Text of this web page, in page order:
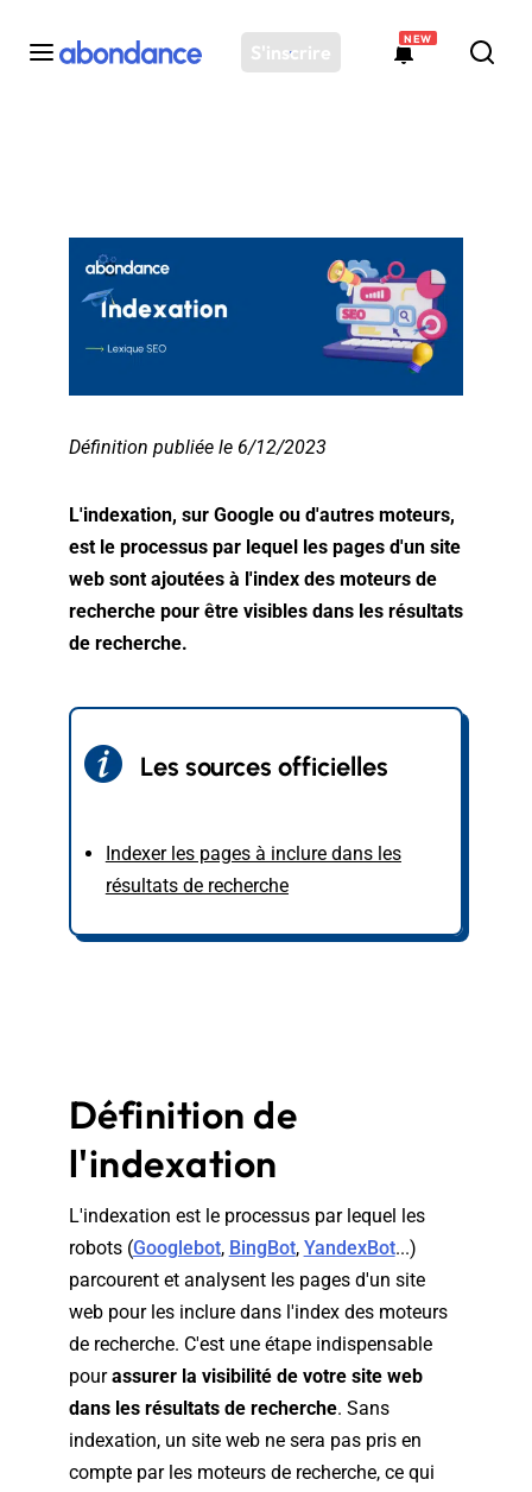
S'inscrire
NEW
Solutions
Définition publiée le 6/12/2023
L'indexation, sur Google ou d'autres moteurs,
est le processus par lequel les pages d'un site
web sont ajoutées à l'index des moteurs de
recherche pour être visibles dans les résultats
de recherche.
Les sources officielles
Indexer les pages à inclure dans les
résultats de recherche
Définition de
l'indexation
L'indexation est le processus par lequel les
robots (Googlebot, BingBot, YandexBot...)
parcourent et analysent les pages d'un site
web pour les inclure dans l'index des moteurs
de recherche. C'est une étape indispensable
pourassurer la visibilité de votre site web
dans les résultats de recherche. Sans
indexation, un site web ne sera pas pris en
compte par les moteurs de recherche, ce qui